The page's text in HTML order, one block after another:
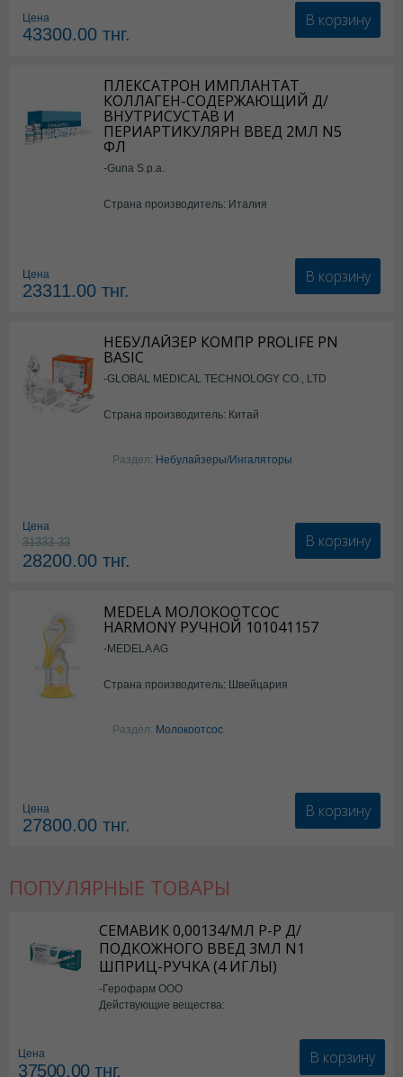
Цена
43300.00 тнг.
В корзину
ПЛЕКСАТРОН ИМПЛАНТАТ
КОЛЛАГЕН-СОДЕРЖАЮЩИЙ Д/
ВНУТРИСУСТАВ И
ПЕРИАРТИКУЛЯРН ВВЕД 2МЛ N5
ФЛ
-Guna S.p.a.
Страна производитель: Италия
Цена
23311.00 тнг.
В корзину
НЕБУЛАЙЗЕР КОМПР PROLIFE PN
BASIC
-GLOBAL MEDICAL TECHNOLOGY CO., LTD
Страна производитель: Китай
Раздел: Небулайзеры/Ингаляторы
Цена
31333.33
28200.00 тнг.
В корзину
MEDELA МОЛОКООТСОС
HARMONY РУЧНОЙ 101041157
-MEDELA AG
Страна производитель: Швейцария
Раздел: Молокоотсос
Цена
27800.00 тнг.
В корзину
ПОПУЛЯРНЫЕ ТОВАРЫ
СЕМАВИК 0,00134/МЛ Р-Р Д/
ПОДКОЖНОГО ВВЕД 3МЛ N1
ШПРИЦ-РУЧКА (4 ИГЛЫ)
-Герофарм ООО
Действующие вещества:
Цена
37500.00тнг.
В корзину